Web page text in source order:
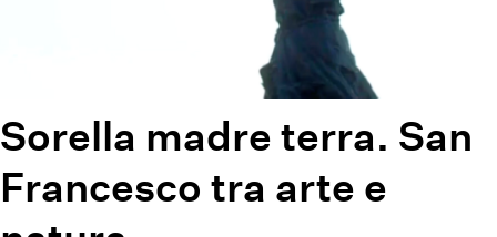
Sorella madre terra. San
Francesco tra arte e